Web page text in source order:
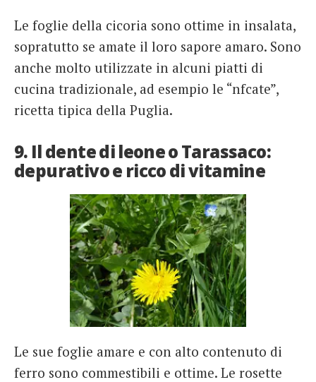
Le foglie della cicoria sono ottime in insalata,
sopratutto se amate il loro sapore amaro. Sono
anche molto utilizzate in alcuni piatti di
cucina tradizionale, ad esempio le “nfcate”,
ricetta tipica della Puglia.
9. Il dente di leone o Tarassaco:
depurativo e ricco di vitamine
Le sue foglie amare e con alto contenuto di
ferro sono commestibili e ottime. Le rosette